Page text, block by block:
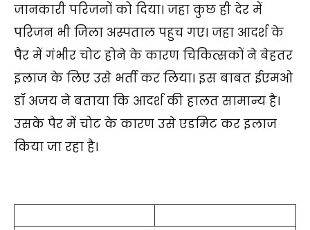
जानकारी परिजनों को दिया। जहा कुछ ही देर में
परिजन भी जिला अस्पताल पहुच गए। जहा आदर्श के
पैर में गंभीर चोट होने के कारण चिकित्सकों ने बेहतर
इलाज के लिए उसे भर्ती कर लिया। इस बाबत ईएमओ
डॉ अजय ने बताया कि आदर्श की हालत सामान्य है।
उसके पैर में चोट के कारण उसे एडमिट कर इलाज
किया जा रहा है।